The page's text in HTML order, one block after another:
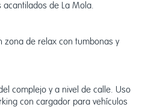
acantilados de La Mola.
zona de relax con tumbonas y
complejo y a nivel de calle. Uso
con cargador para vehículos